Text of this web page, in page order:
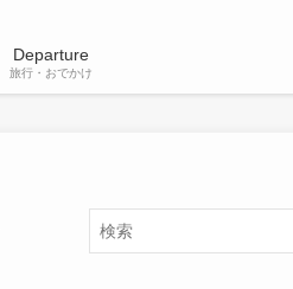
Departure
旅行・おでかけ